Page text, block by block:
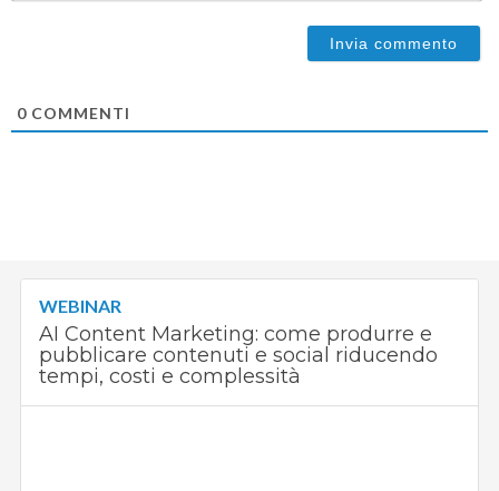
0 COMMENTI
WEBINAR
AI Content Marketing: come produrre e
pubblicare contenuti e social riducendo
tempi, costi e complessità